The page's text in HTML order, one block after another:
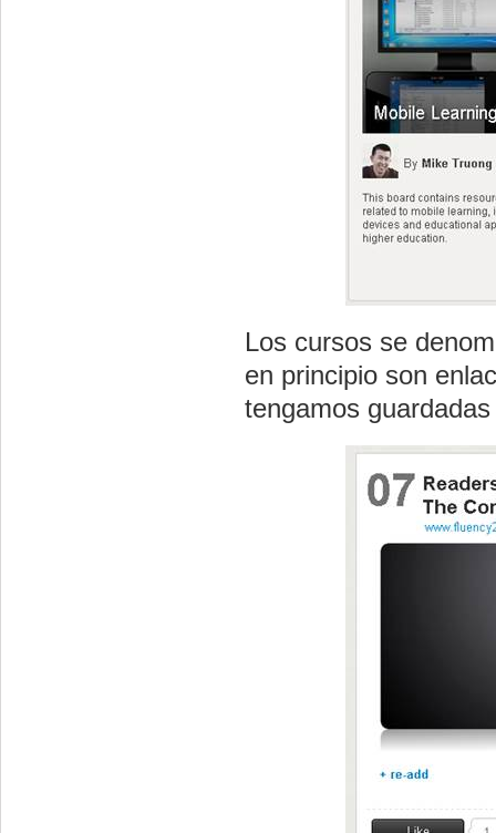
Los cursos se
en principio son
tengamos